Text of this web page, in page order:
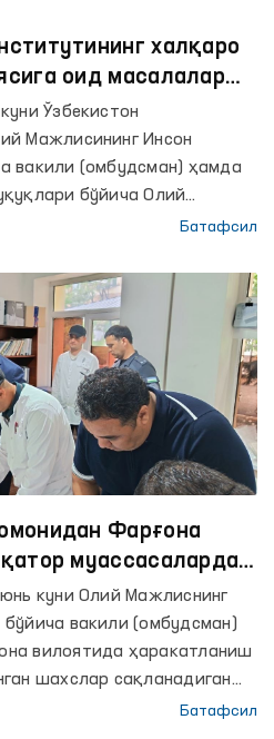
халқаро
оид масалалар
Ўзбекистон
Мажлисининг Инсон
вакили (омбудсман) ҳамда
бўйича Олий
вакиллари
Батафсил
Фарғона
муассасаларда
ўрганилди
куни Олий Мажлиснинг
бўйича вакили (омбудсман)
вилоятида ҳаракатланиш
шахслар сақланадиган
мониторинг
Батафсил